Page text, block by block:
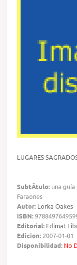
LUGARES
SubtÃ­tulo: una
Faraones
Autor: Lorka Oakes
ISBN:
Editorial: Edimat
Edicion: 2007-01-01
Disponibilidad: No